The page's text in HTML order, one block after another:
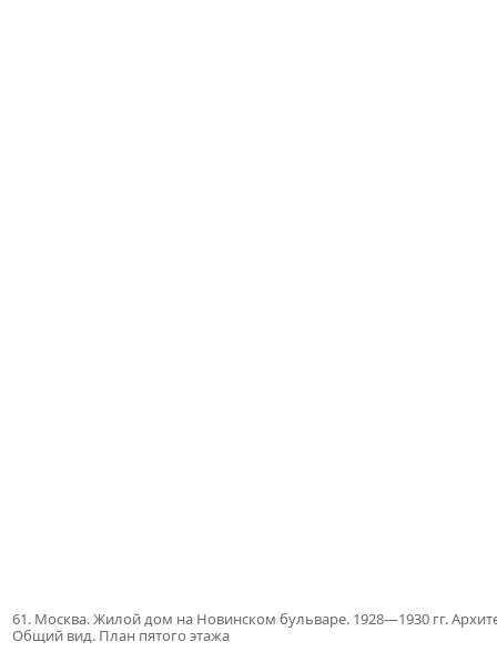
61. Москва. Жилой дом на Новинском бульваре. 1928—1930 гг.
Общий вид. План пятого этажа